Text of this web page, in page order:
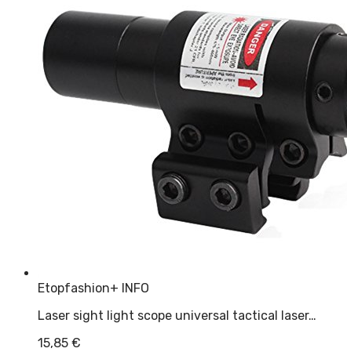
Etopfashion+ INFO
Laser sight light scope universal tactical laser…
15,85 €